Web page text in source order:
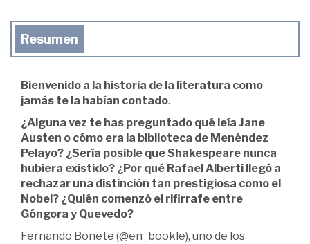
Resumen
Bienvenido a la historia de la literatura como
jamás te la habían contado.
¿Alguna vez te has preguntado qué leía Jane
Austen o cómo era la biblioteca de Menéndez
Pelayo? ¿Sería posible que Shakespeare nunca
hubiera existido? ¿Por qué Rafael Alberti llegó a
rechazar una distinción tan prestigiosa como el
Nobel? ¿Quién comenzó el rifirrafe entre
Góngora y Quevedo?
Fernando Bonete (@en_bookle), uno de los